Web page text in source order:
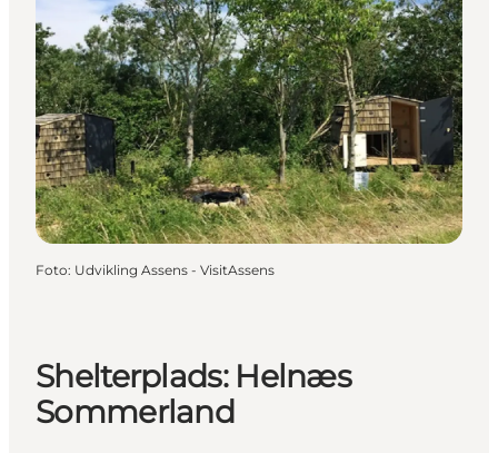
Foto: Udvikling Assens - VisitAssens
Shelterplads: Helnæs
Sommerland